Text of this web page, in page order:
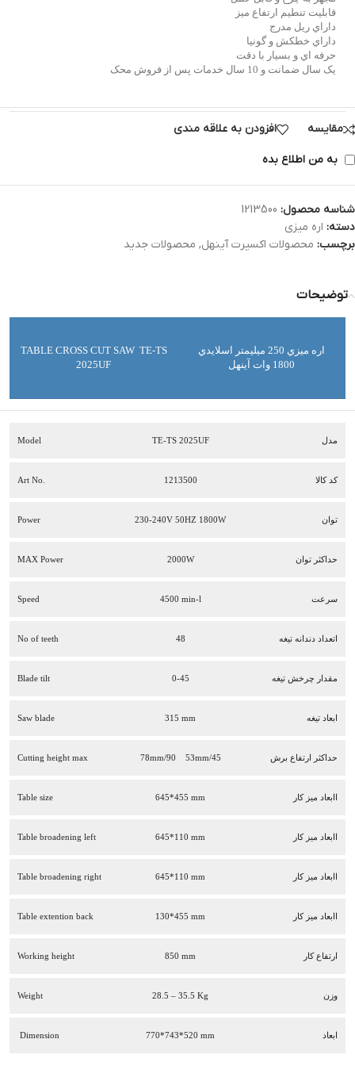
قابليت تنطيم ارتفاع ميز
داراي ريل مدرج
داراي خطکش و گونيا
حرفه اي و بسيار با دقت
يک سال ضمانت و 10 سال خدمات پس از فروش محک
مقایسه افزودن به علاقه مندی
به من اطلاع بده
شناسه محصول: 1213500
دسته: اره میزی
برچسب: محصولات اکسپرت آینهل, محصولات جدید
توضیحات
TABLE CROSS CUT SAW TE-TS
2025UF
اره ميزي 250 ميليمتر اسلايدي
1800 وات آينهل
Model TE-TS 2025UF مدل
Art No. 1213500 کد کالا
Power 230-240V 50HZ 1800W توان
MAX Power 2000W حداکثر توان
Speed 4500 min-l سرعت
No of teeth 48 اتعداد دندانه تيغه
Blade tilt 0-45 مقدار چرخش تيغه
Saw blade 315 mm ابعاد تيغه
Cutting height max 78mm/90 53mm/45 حداکثر ارتفاع برش
Table size 645*455 mm اابعاد ميز کار
Table broadening left 645*110 mm اابعاد ميز کار
Table broadening right 645*110 mm اابعاد ميز کار
Table extention back 130*455 mm اابعاد ميز کار
Working height 850 mm ارتفاع کار
Weight 28.5 – 35.5 Kg وزن
Dimension 770*743*520 mm ابعاد